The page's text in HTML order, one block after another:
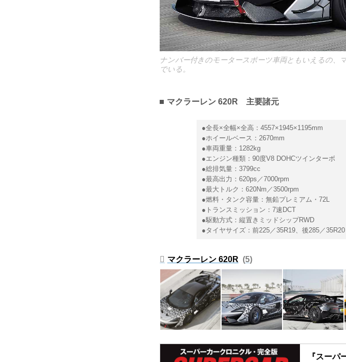
ナンバー付きのモータースポーツ車両ともいえるの、
でいる。
マクラーレン 620R 主要諸元
●全長×全幅×全高：4557×1945×1195mm
●ホイールベース：2670mm
●車両重量：1282kg
●エンジン種類：90度V8 DOHCツインターボ
●総排気量：3799cc
●最高出力：620ps／7000rpm
●最大トルク：620Nm／3500rpm
●燃料・タンク容量：無鉛プレミアム・72L
●トランスミッション：7速DCT
●駆動方式：縦置きミッドシップRWD
●タイヤサイズ：前225／35R19、後285／35R20
マクラーレン 620R 5
『スーパ